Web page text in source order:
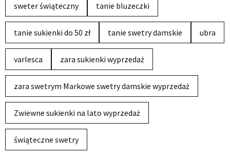
sweter świąteczny tanie bluzeczki
tanie sukienki do 50 zł tanie swetry damskie ubra
varlesca zara sukienki wyprzedaż
zara swetrym Markowe swetry damskie wyprzedaż
Zwiewne sukienki na lato wyprzedaż
świąteczne swetry